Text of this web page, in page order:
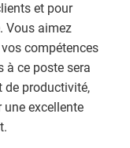
et pour
Vous aimez
compétences
à ce poste sera
de productivité,
excellente